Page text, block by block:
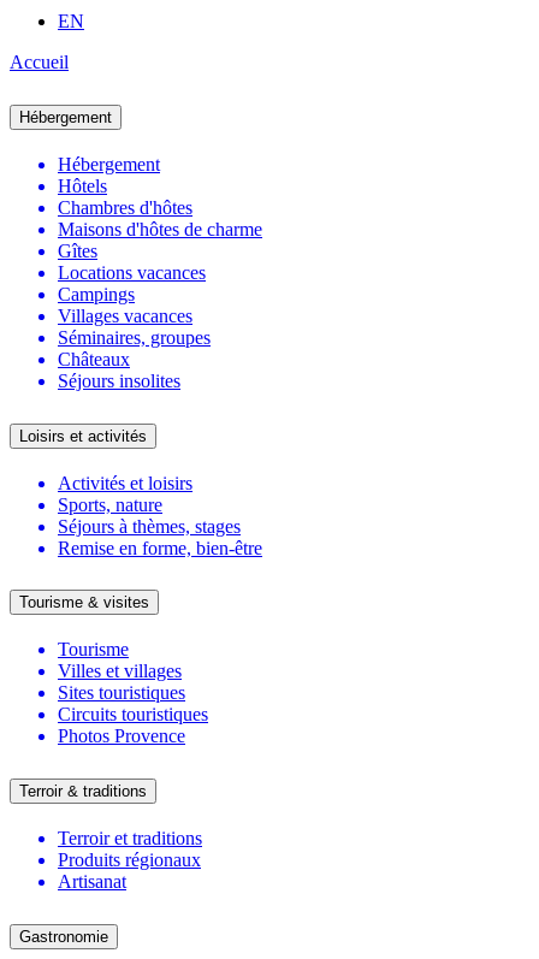
EN
Accueil
Hébergement
Hébergement
Hôtels
Chambres d'hôtes
Maisons d'hôtes de charme
Gîtes
Locations vacances
Campings
Villages vacances
Séminaires, groupes
Châteaux
Séjours insolites
Loisirs et activités
Activités et loisirs
Sports, nature
Séjours à thèmes, stages
Remise en forme, bien-être
Tourisme & visites
Tourisme
Villes et villages
Sites touristiques
Circuits touristiques
Photos Provence
Terroir & traditions
Terroir et traditions
Produits régionaux
Artisanat
Gastronomie